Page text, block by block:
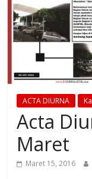
ACTA DIURNA
Acta
Maret
Maret 15, 2016